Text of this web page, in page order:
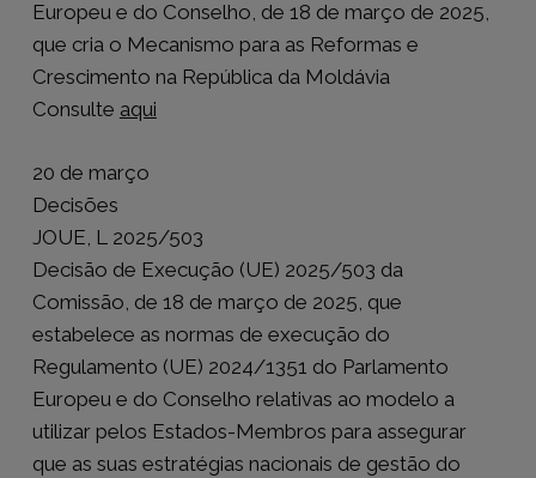
Europeu e do Conselho, de 18 de março de 2025,
que cria o Mecanismo para as Reformas e
Crescimento na República da Moldávia
Consulte aqui
20 de março
Decisões
JOUE, L 2025/503
Decisão de Execução (UE) 2025/503 da
Comissão, de 18 de março de 2025, que
estabelece as normas de execução do
Regulamento (UE) 2024/1351 do Parlamento
Europeu e do Conselho relativas ao modelo a
utilizar pelos Estados-Membros para assegurar
que as suas estratégias nacionais de gestão do